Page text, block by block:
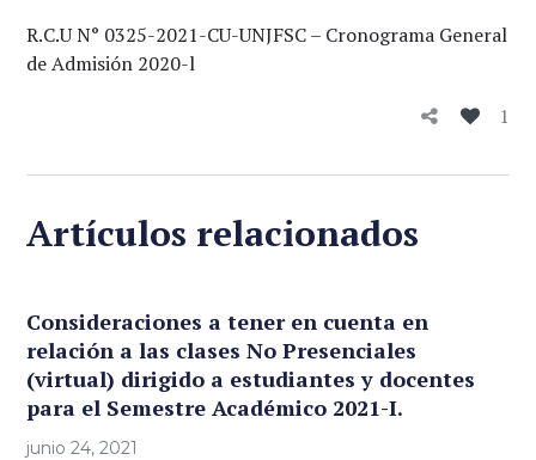
R.C.U N° 0325-2021-CU-UNJFSC – Cronograma General
de Admisión 2020-l
1
Artículos relacionados
Consideraciones a tener en cuenta en
relación a las clases No Presenciales
(virtual) dirigido a estudiantes y docentes
para el Semestre Académico 2021-I.
junio 24, 2021